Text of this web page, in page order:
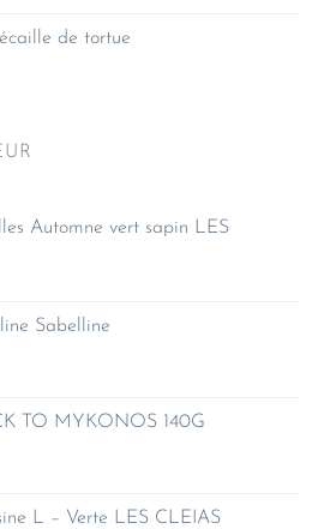
de tortue
Automne vert sapin LES
Sabelline
TO MYKONOS 140G
L – Verte LES CLEIAS